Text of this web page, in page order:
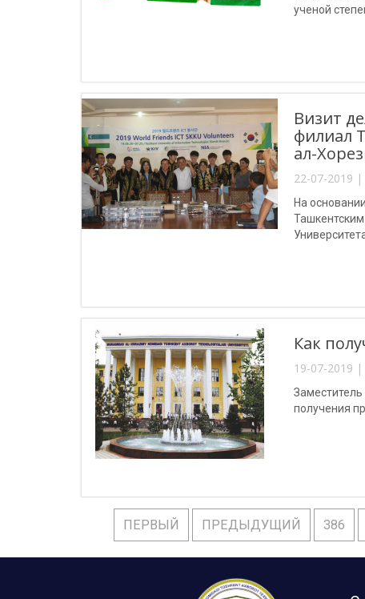
ученой
Визит
филиал
ал-
22-07-2019 |
На
Как
19-07-2019 |
получения
ПЕРВЫЙ ПРЕДЫДУЩИЙ 386